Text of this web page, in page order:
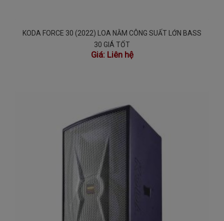
KODA FORCE 30 (2022) LOA NẰM CÔNG SUẤT LỚN BASS
30 GIÁ TỐT
Giá: Liên hệ